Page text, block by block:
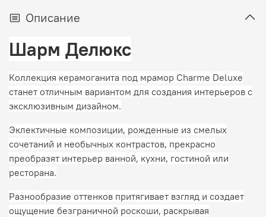
Описание
Шарм Делюкс
Коллекция керамоганита под мрамор Charme Deluxe
станет отличным вариантом для создания интерьеров с
эксклюзивным дизайном.
Эклектичные композиции, рожденные из смелых
сочетаний и необычных контрастов, прекрасно
преобразят интерьер ванной, кухни, гостиной или
ресторана.
Разнообразие оттенков притягивает взгляд и создает
ощущение безграничной роскоши, раскрывая